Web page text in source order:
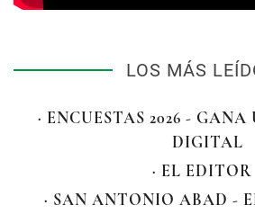
LOS MÁS
· ENCUESTAS 2026 -
DIGITAL
· EL EDITOR
· SAN ANTONIO ABAD -